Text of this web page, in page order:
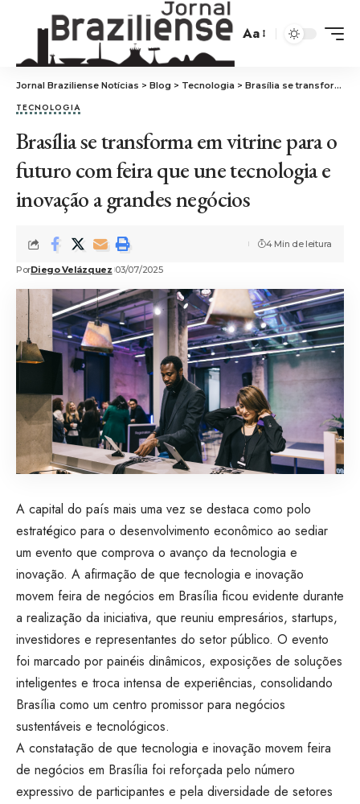
Aa
Jornal Braziliense Notícias > Blog > Tecnologia > Brasília se transforma em vitrine para o futuro com feira que une tecnologia e inovação a grandes negócios
TECNOLOGIA
Brasília se transforma em vitrine para o
futuro com feira que une tecnologia e
inovação a grandes negócios
PorDiego Velázquez 03/07/2025
4 Min de leitura
A capital do país mais uma vez se destaca como polo
estratégico para o desenvolvimento econômico ao sediar
um evento que comprova o avanço da tecnologia e
inovação. A afirmação de que tecnologia e inovação
movem feira de negócios em Brasília ficou evidente durante
a realização da iniciativa, que reuniu empresários, startups,
investidores e representantes do setor público. O evento
foi marcado por painéis dinâmicos, exposições de soluções
inteligentes e troca intensa de experiências, consolidando
Brasília como um centro promissor para negócios
sustentáveis e tecnológicos.
A constatação de que tecnologia e inovação movem feira
de negócios em Brasília foi reforçada pelo número
expressivo de participantes e pela diversidade de setores